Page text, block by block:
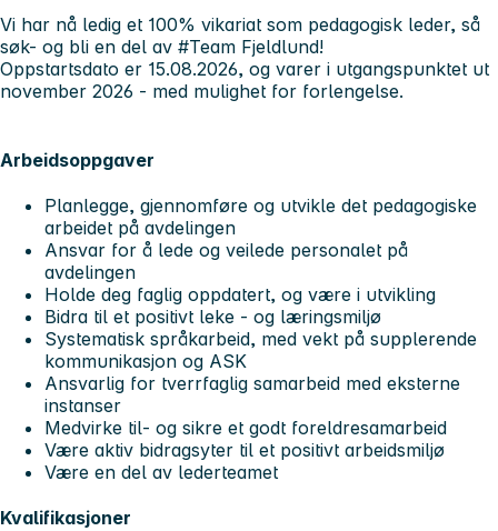
Vi har nå ledig et 100% vikariat som pedagogisk leder, så
søk- og bli en del av #Team Fjeldlund!
Oppstartsdato er 15.08.2026, og varer i utgangspunktet ut
november 2026 - med mulighet for forlengelse.
Arbeidsoppgaver
Planlegge, gjennomføre og utvikle det pedagogiske
arbeidet på avdelingen
Ansvar for å lede og veilede personalet på
avdelingen
Holde deg faglig oppdatert, og være i utvikling
Bidra til et positivt leke - og læringsmiljø
Systematisk språkarbeid, med vekt på supplerende
kommunikasjon og ASK
Ansvarlig for tverrfaglig samarbeid med eksterne
instanser
Medvirke til- og sikre et godt foreldresamarbeid
Være aktiv bidragsyter til et positivt arbeidsmiljø
Være en del av lederteamet
Kvalifikasjoner